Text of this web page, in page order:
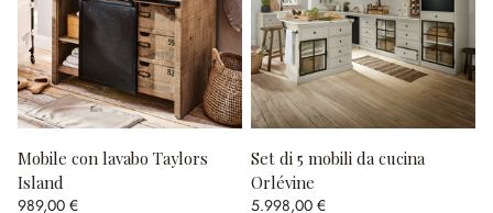
Mobile con lavabo Taylors
Island
989,00 €
Set di 5 mobili da cucina
Orlévine
5.998,00 €